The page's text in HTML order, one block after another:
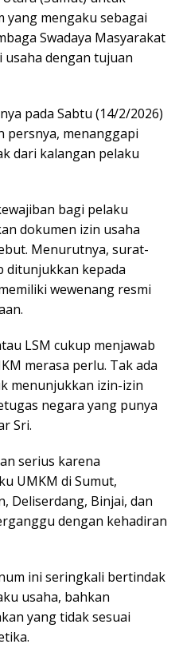
yang mengaku sebagai
Swadaya Masyarakat
usaha dengan tujuan
pada Sabtu (14/2/2026)
persnya, menanggapi
dari kalangan pelaku
bagi pelaku
dokumen izin usaha
Menurutnya, surat-
ditunjukkan kepada
wewenang resmi
LSM cukup menjawab
merasa perlu. Tak ada
menunjukkan izin-izin
negara yang punya
Sri.
serius karena
UMKM di Sumut,
Deliserdang, Binjai, dan
dengan kehadiran
ini seringkali bertindak
usaha, bahkan
yang tidak sesuai